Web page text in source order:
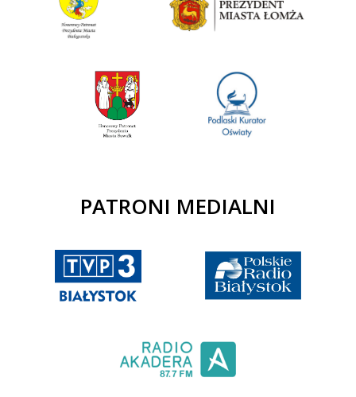
PATRONI MEDIALNI